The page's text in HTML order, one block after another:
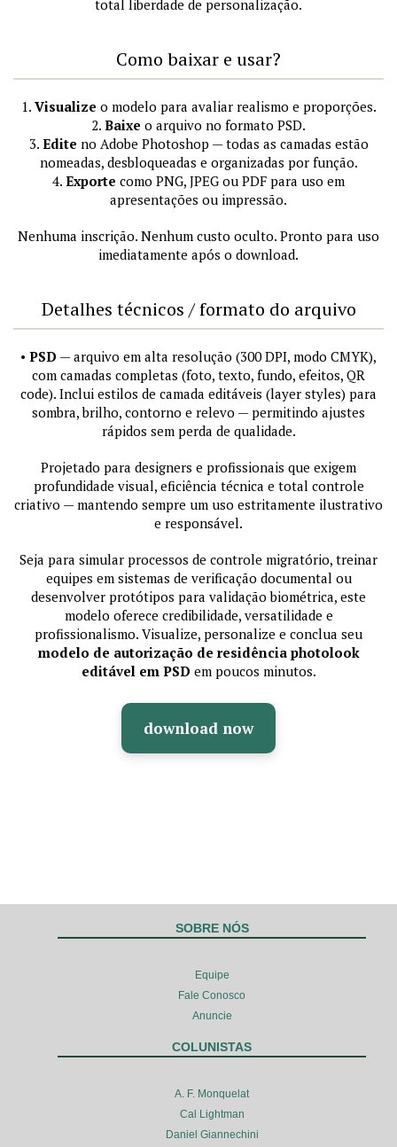
total liberdade de personalização.
Como baixar e usar?
1. Visualize o modelo para avaliar realismo e proporções.
2. Baixe o arquivo no formato PSD.
3. Edite no Adobe Photoshop — todas as camadas estão
nomeadas, desbloqueadas e organizadas por função.
4. Exporte como PNG, JPEG ou PDF para uso em
apresentações ou impressão.
Nenhuma inscrição. Nenhum custo oculto. Pronto para uso
imediatamente após o download.
Detalhes técnicos / formato do arquivo
• PSD — arquivo em alta resolução (300 DPI, modo CMYK),
com camadas completas (foto, texto, fundo, efeitos, QR
code). Inclui estilos de camada editáveis (layer styles) para
sombra, brilho, contorno e relevo — permitindo ajustes
rápidos sem perda de qualidade.
Projetado para designers e profissionais que exigem
profundidade visual, eficiência técnica e total controle
criativo — mantendo sempre um uso estritamente ilustrativo
e responsável.
Seja para simular processos de controle migratório, treinar
equipes em sistemas de verificação documental ou
desenvolver protótipos para validação biométrica, este
modelo oferece credibilidade, versatilidade e
profissionalismo. Visualize, personalize e conclua seu
modelo de autorização de residência photolook
editável em PSD em poucos minutos.
download now
SOBRE NÓS
Equipe
Fale Conosco
Anuncie
COLUNISTAS
A. F. Monquelat
Cal Lightman
Daniel Giannechini